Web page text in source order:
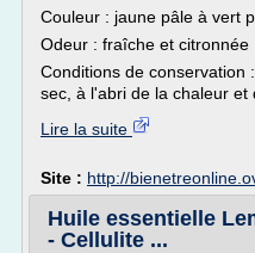
Couleur : jaune pâle à vert
Odeur : fraîche et citronnée
Conditions de conservation
sec, à l'abri de la chaleur et
Lire la suite
Site : http://
Huile essentielle
- Cellulite ...